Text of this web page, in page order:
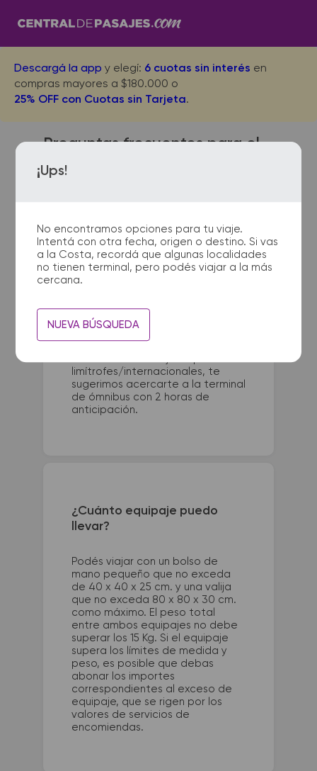
Descargá la app y elegí: 6 cuotas sin interés en
compras mayores a $180.000 o
25% OFF con Cuotas sin Tarjeta.
¡Ups!
No encontramos opciones para tu viaje.
Intentá con otra fecha, origen o destino. Si vas
a la Costa, recordá que algunas localidades
no tienen terminal, pero podés viajar a la más
cercana.
NUEVA BÚSQUEDA
Preguntas frecuentes para el
viaje desde Parana a Goya
Acceso
¿Con cuánta anticipación
debo presentarme en la
terminal de micros?
Para viajes nacionales es
limítrofes/internacionales, te
sugerimos acercarte a la terminal
de ómnibus con 2 horas de
anticipación.
¿Cuánto equipaje puedo
llevar?
Podés viajar con un bolso de
mano pequeño que no exceda
de 40 x 40 x 25 cm. y una valija
que no exceda 80 x 80 x 30 cm.
como máximo. El peso total
entre ambos equipajes no debe
superar los 15 Kg. Si el equipaje
supera los límites de medida y
peso, es posible que debas
abonar los importes
correspondientes al exceso de
equipaje, que se rigen por los
valores de servicios de
encomiendas.